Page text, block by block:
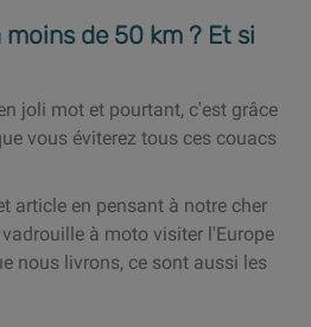
moins de 50 km ? Et si
joli mot et pourtant, c'est grâce
vous éviterez tous ces couacs
article en pensant à notre cher
à moto visiter l'Europe
nous livrons, ce sont aussi les